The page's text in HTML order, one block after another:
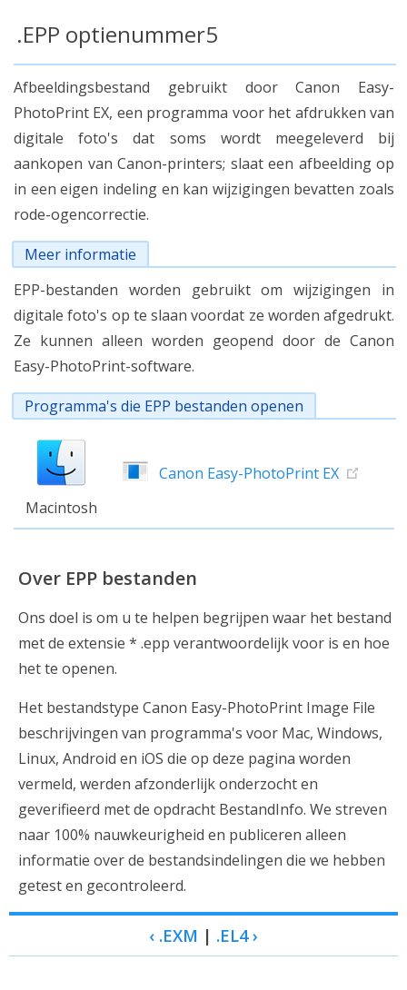
.EPP optienummer5
Afbeeldingsbestand gebruikt door Canon Easy-
PhotoPrint EX, een programma voor het afdrukken van
digitale foto's dat soms wordt meegeleverd bij
aankopen van Canon-printers; slaat een afbeelding op
in een eigen indeling en kan wijzigingen bevatten zoals
rode-ogencorrectie.
Meer informatie
EPP-bestanden worden gebruikt om wijzigingen in
digitale foto's op te slaan voordat ze worden afgedrukt.
Ze kunnen alleen worden geopend door de Canon
Easy-PhotoPrint-software.
Programma's die EPP bestanden openen
Macintosh
Canon Easy-PhotoPrint EX
Over EPP bestanden
Ons doel is om u te helpen begrijpen waar het bestand
met de extensie * .epp verantwoordelijk voor is en hoe
het te openen.
Het bestandstype Canon Easy-PhotoPrint Image File
beschrijvingen van programma's voor Mac, Windows,
Linux, Android en iOS die op deze pagina worden
vermeld, werden afzonderlijk onderzocht en
geverifieerd met de opdracht BestandInfo. We streven
naar 100% nauwkeurigheid en publiceren alleen
informatie over de bestandsindelingen die we hebben
getest en gecontroleerd.
‹ .EXM | .EL4 ›